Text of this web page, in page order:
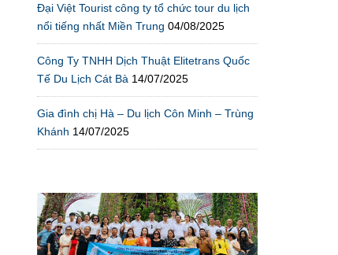
Đại Việt Tourist công ty tổ chức tour du lịch
nổi tiếng nhất Miền Trung 04/08/2025
Công Ty TNHH Dịch Thuật Elitetrans Quốc
Tế Du Lịch Cát Bà 14/07/2025
Gia đình chị Hà – Du lịch Côn Minh – Trùng
Khánh 14/07/2025